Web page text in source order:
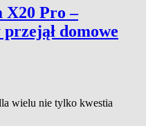
X20 Pro –
domowe
wielu nie tylko kwestia